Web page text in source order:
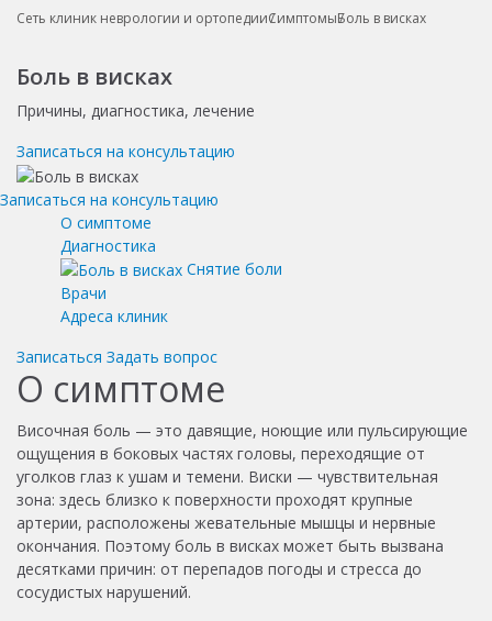
Сеть клиник неврологии и ортопедииСимптомыБоль в висках
Боль в висках
Причины, диагностика, лечение
Записаться на консультацию
Записаться на консультацию
О симптоме
Диагностика
Снятие боли
Врачи
Адреса клиник
Записаться Задать вопрос
О симптоме
Височная боль — это давящие, ноющие или пульсирующие
ощущения в боковых частях головы, переходящие от
уголков глаз к ушам и темени. Виски — чувствительная
зона: здесь близко к поверхности проходят крупные
артерии, расположены жевательные мышцы и нервные
окончания. Поэтому боль в висках может быть вызвана
десятками причин: от перепадов погоды и стресса до
сосудистых нарушений.